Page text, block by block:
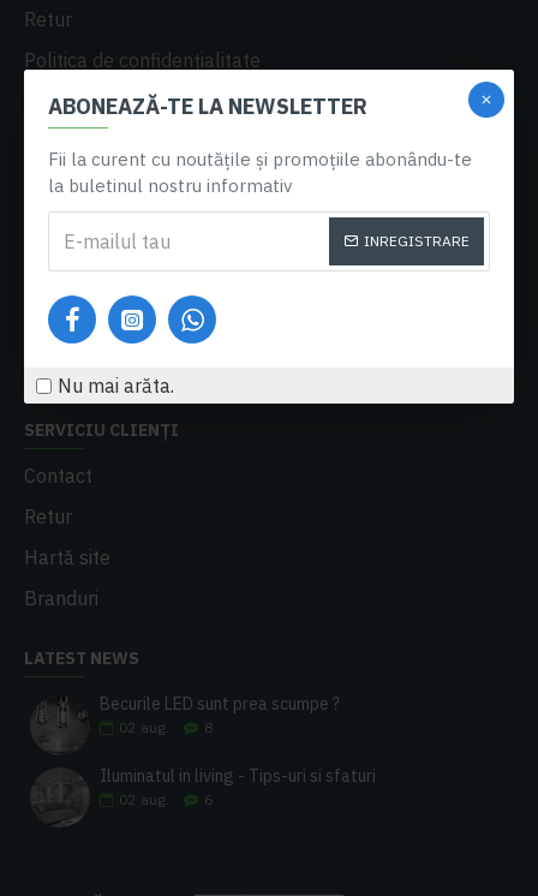
ABONEAZĂ-TE LA NEWSLETTER
Fii la curent cu noutățile și promoțiile abonându-te
la buletinul nostru informativ
INREGISTRARE
Nu mai arăta.
Retur
Politica de confidențialitate
A.N.P.C.
Plată
DETALII CONT
Istoric comenzi
SERVICIU CLIENȚI
Contact
Retur
Hartă site
Branduri
LATEST NEWS
Becurile LED sunt prea scumpe ?
02 aug. 8
Iluminatul in living - Tips-uri si sfaturi
02 aug. 6